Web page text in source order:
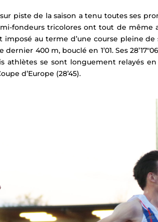
piste de la saison a tenu toutes ses
fondeurs tricolores ont tout de même
imposé au terme d’une course pleine
400 m, bouclé en 1’01. Ses
athlètes se sont longuement relayés
d’Europe (28’45).